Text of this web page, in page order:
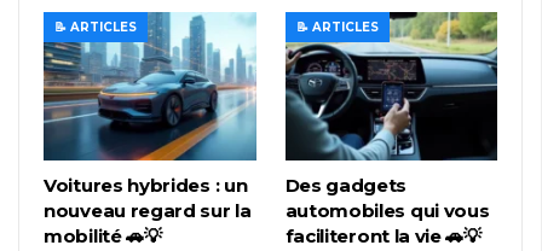
📝 ARTICLES
Voitures hybrides : un
nouveau regard sur la
mobilité 🚗💡
📝 ARTICLES
Des gadgets
automobiles qui vous
faciliteront la vie 🚗💡